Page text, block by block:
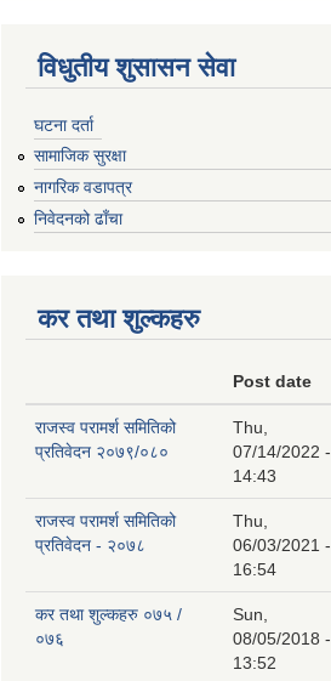
विधुतीय शुसासन सेवा
घटना दर्ता
सामाजिक सुरक्षा
नागरिक वडापत्र
निवेदनको ढाँचा
कर तथा शुल्कहरु
Post date
राजस्व परामर्श समितिको
प्रतिवेदन २०७९/०८०
Thu,
07/14/2022 -
14:43
राजस्व परामर्श समितिको
प्रतिवेदन - २०७८
Thu,
06/03/2021 -
16:54
कर तथा शुल्कहरु ०७५ /
०७६
Sun,
08/05/2018 -
13:52